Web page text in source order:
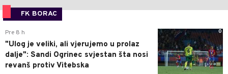
FK BORAC
0
Pre 8 h
"Ulog je veliki, ali vjerujemo u prolaz
dalje": Sandi Ogrinec svjestan šta nosi
revanš protiv Vitebska